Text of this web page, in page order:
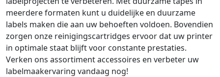
meerdere formaten kunt u duidelijke en duurzame
labels maken die aan uw behoeften voldoen. Bovendien
zorgen onze reinigingscartridges ervoor dat uw printer
in optimale staat blijft voor constante prestaties.
Verken ons assortiment accessoires en verbeter uw
labelmaakervaring vandaag nog!